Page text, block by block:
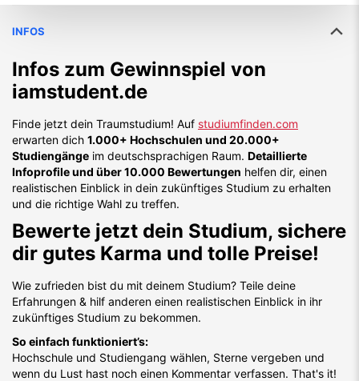
INFOS
Infos zum Gewinnspiel von
iamstudent.de
Finde jetzt dein Traumstudium! Auf studiumfinden.com
erwarten dich 1.000+ Hochschulen und 20.000+
Studiengänge im deutschsprachigen Raum. Detaillierte
Infoprofile und über 10.000 Bewertungen helfen dir, einen
realistischen Einblick in dein zukünftiges Studium zu erhalten
und die richtige Wahl zu treffen.
Bewerte jetzt dein Studium, sichere
dir gutes Karma und tolle Preise!
Wie zufrieden bist du mit deinem Studium? Teile deine
Erfahrungen & hilf anderen einen realistischen Einblick in ihr
zukünftiges Studium zu bekommen.
So einfach funktioniert’s:
Hochschule und Studiengang wählen, Sterne vergeben und
wenn du Lust hast noch einen Kommentar verfassen. That's it!